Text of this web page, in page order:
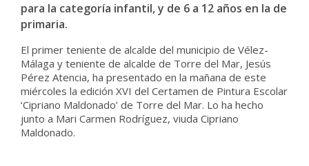
para la categoría infantil, y de 6 a 12 años en la de
primaria.
El primer teniente de alcalde del municipio de Vélez-
Málaga y teniente de alcalde de Torre del Mar, Jesús
Pérez Atencia, ha presentado en la mañana de este
miércoles la edición XVI del Certamen de Pintura Escolar
‘Cipriano Maldonado’ de Torre del Mar. Lo ha hecho
junto a Mari Carmen Rodríguez, viuda Cipriano
Maldonado.